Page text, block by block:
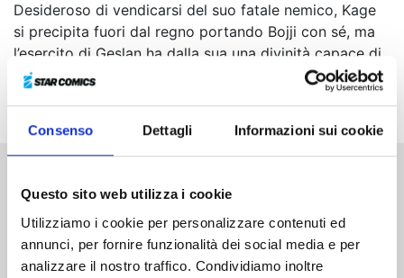
Consenso Dettagli Informazioni sui cookie
Questo sito web utilizza i cookie
Utilizziamo i cookie per personalizzare contenuti ed
annunci, per fornire funzionalità dei social media e per
analizzare il nostro traffico. Condividiamo inoltre
Desideroso di vendicarsi del suo fatale nemico, Kage
si precipita fuori dal regno portando Bojji con sé, ma
l’esercito di Geslan ha dalla sua una divinità capace di
controllare la morte. Mentre Bojji combatte per il suo
amico, il più potente degli dei gli mostra le zanne!
Altri volumi della serie